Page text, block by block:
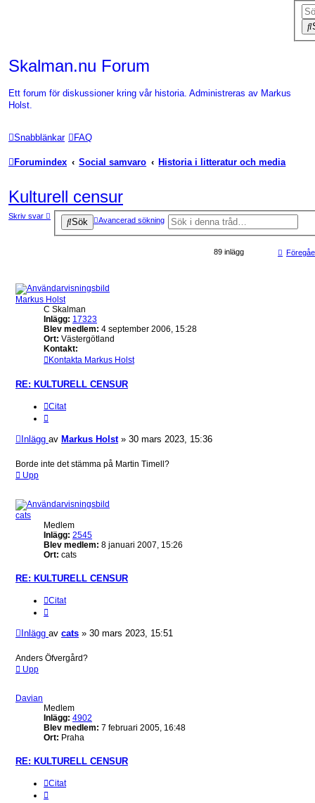
Skalman.nu Forum
Ett forum för diskussioner kring vår historia. Administreras av Markus
Holst.
Snabblänkar FAQ
Forumindex Social samvaro Historia i litteratur och media
Kulturell censur
Skriv svar
Sök Avancerad sökning
89 inlägg
Markus Holst
C Skalman
Inlägg: 17323
Blev medlem: 4 september 2006, 15:28
Ort: Västergötland
Kontakt:
Kontakta Markus Holst
RE: KULTURELL CENSUR
Citat
Inlägg av Markus Holst» 30 mars 2023, 15:36
Borde inte det stämma på Martin Timell?
Upp
cats
Medlem
Inlägg: 2545
Blev medlem: 8 januari 2007, 15:26
Ort: cats
RE: KULTURELL CENSUR
Citat
Inlägg av cats » 30 mars 2023, 15:51
Anders Öfvergård?
Upp
Davian
Medlem
Inlägg: 4902
Blev medlem: 7 februari 2005, 16:48
Ort: Praha
RE: KULTURELL CENSUR
Citat